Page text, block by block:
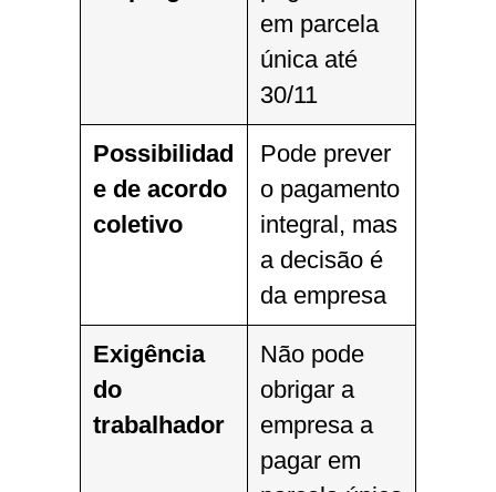
em parcela
única até
30/11
Possibilidad
e de acordo
coletivo
Pode prever
o pagamento
integral, mas
a decisão é
da empresa
Exigência
do
trabalhador
Não pode
obrigar a
empresa a
pagar em